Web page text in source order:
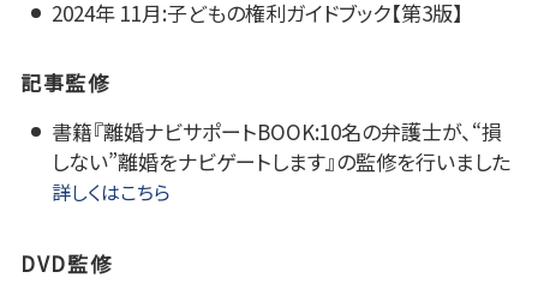
2024年 11月:子どもの権利ガイドブック【第3版】
記事監修
書籍『離婚ナビサポートBOOK:10名の弁護士が、“損
しない”離婚をナビゲートします』の監修を行いました
詳しくはこちら
DVD監修